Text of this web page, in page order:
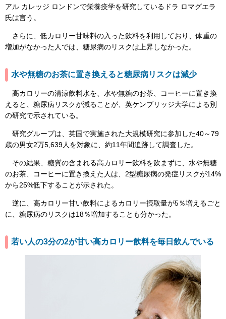
アル カレッジ ロンドンで栄養疫学を研究しているドラ ロマグエラ
氏は言う。
さらに、低カロリー甘味料の入った飲料を利用しており、体重の
増加がなかった人では、糖尿病のリスクは上昇しなかった。
水や無糖のお茶に置き換えると糖尿病リスクは減少
高カロリーの清涼飲料水を、水や無糖のお茶、コーヒーに置き換
えると、糖尿病リスクが減ることが、英ケンブリッジ大学による別
の研究で示されている。
研究グループは、英国で実施された大規模研究に参加した40～79
歳の男女2万5,639人を対象に、約11年間追跡して調査した。
その結果、糖質の含まれる高カロリー飲料を飲まずに、水や無糖
のお茶、コーヒーに置き換えた人は、2型糖尿病の発症リスクが14%
から25%低下することが示された。
逆に、高カロリー甘い飲料によるカロリー摂取量が5％増えるごと
に、糖尿病のリスクは18％増加することも分かった。
若い人の3分の2が甘い高カロリー飲料を毎日飲んでいる